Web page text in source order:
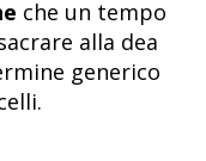
che un tempo
alla dea
generico